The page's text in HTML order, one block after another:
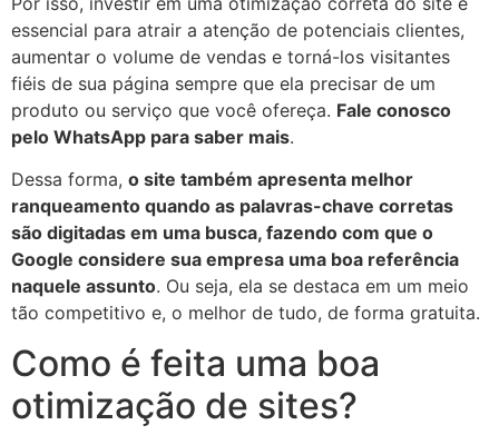
essencial para atrair a atenção de potenciais clientes,
aumentar o volume de vendas e torná-los visitantes
fiéis de sua página sempre que ela precisar de um
produto ou serviço que você ofereça. Fale conosco
pelo WhatsApp para saber mais.
Dessa forma, o site também apresenta melhor
ranqueamento quando as palavras-chave corretas
são digitadas em uma busca, fazendo com que o
Google considere sua empresa uma boa referência
naquele assunto. Ou seja, ela se destaca em um meio
tão competitivo e, o melhor de tudo, de forma gratuita.
Como é feita uma boa
otimização de sites?